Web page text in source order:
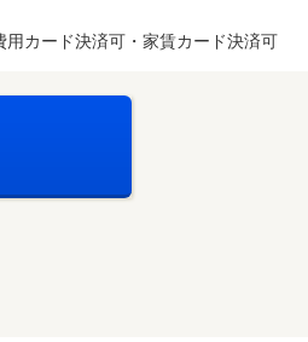
カード決済可・家賃カード決済可